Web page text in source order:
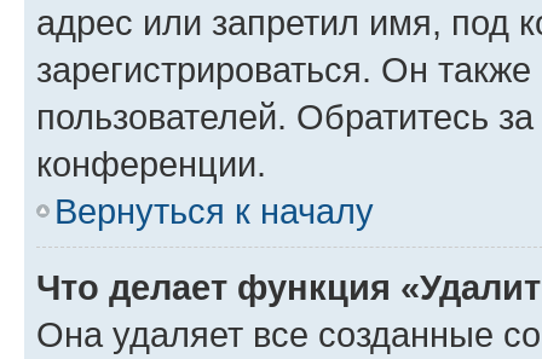
адрес или запретил имя, под
зарегистрироваться. Он
пользователей. Обратитесь
конференции.
Вернуться к началу
Что делает функция
Она удаляет все созданные